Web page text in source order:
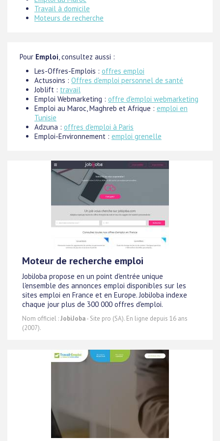
Travail à domicile
Moteurs de recherche
Pour Emploi , consultez aussi :
Les-Offres-Emplois : offres emploi
Actusoins : Offres d'emploi personnel de santé
Joblift : travail
Emploi Webmarketing : offre d'emploi webmarketing
Emploi au Maroc, Maghreb et Afrique : emploi en
Tunisie
Adzuna : offres d'emploi à Paris
Emploi-Environnement : emploi grenelle
Moteur de recherche emploi
JobiJoba propose en un point d'entrée unique
l'ensemble des annonces emploi disponibles sur les
sites emploi en France et en Europe. JobiJoba indexe
chaque jour plus de 300 000 offres d'emploi.
Nom officiel :JobiJoba- Site pro (SA). En ligne depuis 16 ans
(2007).